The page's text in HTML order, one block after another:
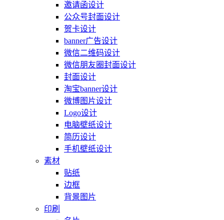
邀请函设计
公众号封面设计
贺卡设计
banner广告设计
微信二维码设计
微信朋友圈封面设计
封面设计
淘宝banner设计
微博图片设计
Logo设计
电脑壁纸设计
简历设计
手机壁纸设计
素材
贴纸
边框
背景图片
印刷